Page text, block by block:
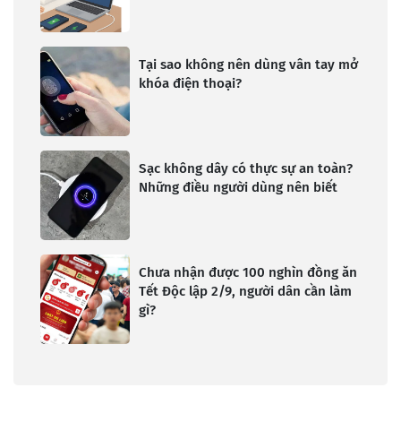
Tại sao không nên dùng vân tay mở
khóa điện thoại?
Sạc không dây có thực sự an toàn?
Những điều người dùng nên biết
Chưa nhận được 100 nghìn đồng ăn
Tết Độc lập 2/9, người dân cần làm
gì?